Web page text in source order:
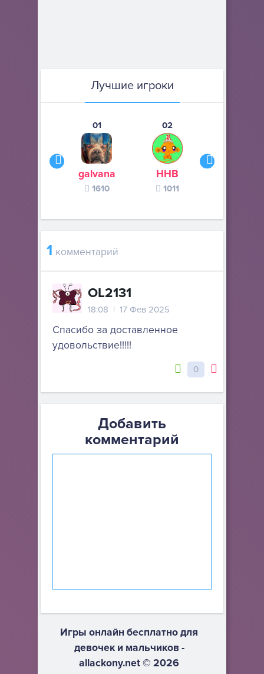
Лучшие игроки
01
galvana
1610
02
ННВ
1011
1 комментарий
OL2131
18:08 | 17 Фев 2025
Спасибо за доставленное
удовольствие!!!!!
0
Добавить
комментарий
Игры онлайн бесплатно для
девочек и мальчиков -
allackony.net © 2026